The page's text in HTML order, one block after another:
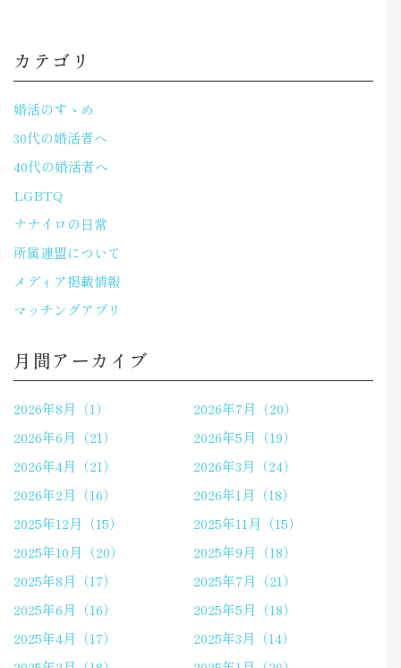
カテゴリ
婚活のすゝめ
30代の婚活者へ
40代の婚活者へ
LGBTQ
ナナイロの日常
所属連盟について
メディア掲載情報
マッチングアプリ
月間アーカイブ
2026年8月（1）
2026年7月（20）
2026年6月（21）
2026年5月（19）
2026年4月（21）
2026年3月（24）
2026年2月（16）
2026年1月（18）
2025年12月（15）
2025年11月（15）
2025年10月（20）
2025年9月（18）
2025年8月（17）
2025年7月（21）
2025年6月（16）
2025年5月（18）
2025年4月（17）
2025年3月（14）